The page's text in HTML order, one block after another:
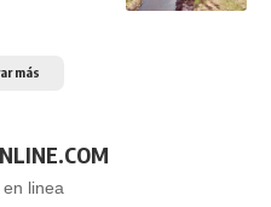
más
linea